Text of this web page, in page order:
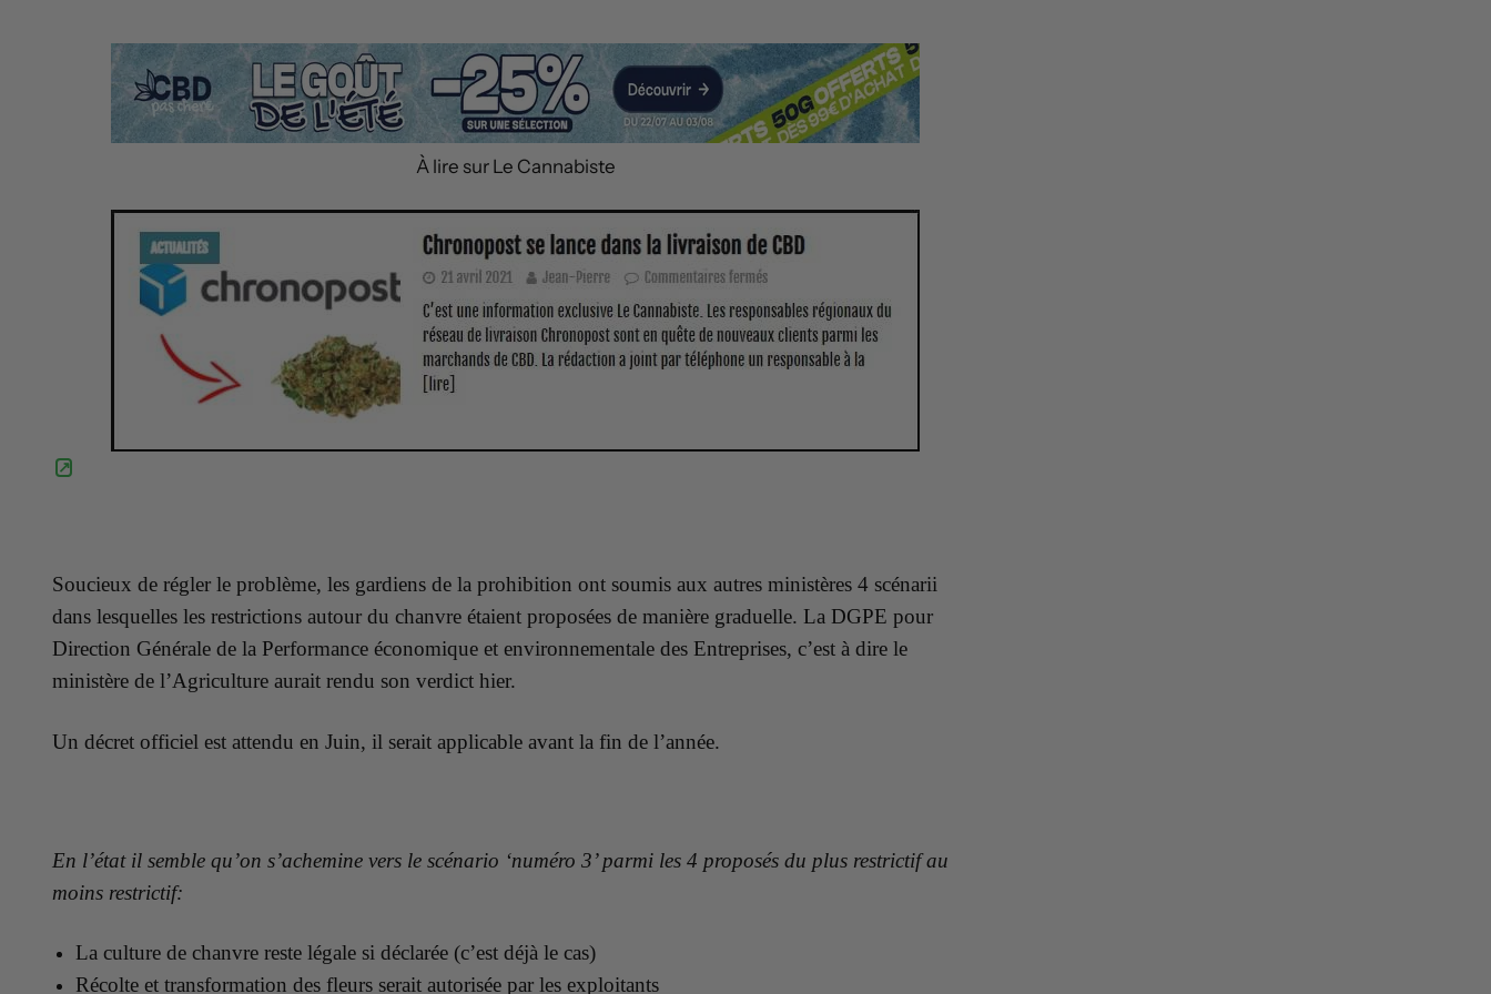
À lire sur Le Cannabiste
Soucieux de régler le problème, les gardiens de la prohibition ont soumis aux autres ministères 4 scénarii
dans lesquelles les restrictions autour du chanvre étaient proposées de manière graduelle. La DGPE pour
Direction Générale de la Performance économique et environnementale des Entreprises, c’est à dire le
ministère de l’Agriculture aurait rendu son verdict hier.
Un décret officiel est attendu en Juin, il serait applicable avant la fin de l’année.
En l’état il semble qu’on s’achemine vers le scénario ‘numéro 3’ parmi les 4 proposés du plus restrictifau
moins restrictif:
La culture de chanvre reste légale si déclarée (c’est déjà le cas)
Récolte et transformation des fleurs serait autorisée par les exploitants